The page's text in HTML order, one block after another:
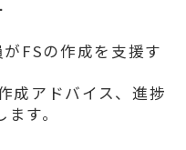
FSの作成を支援す
成アドバイス、進捗
す。